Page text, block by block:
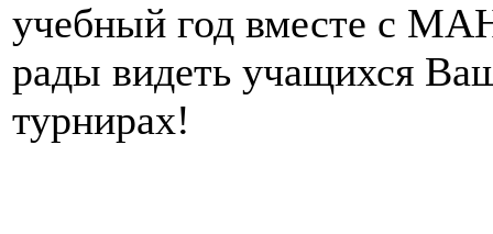
учебный год вместе с
рады видеть учащихся
турнирах!